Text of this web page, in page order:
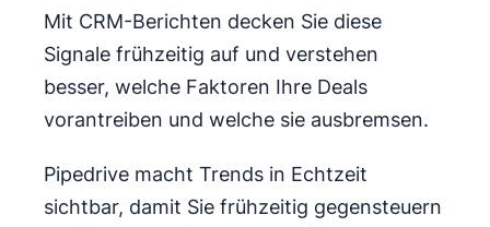
Mit CRM-Berichten decken Sie diese
Signale frühzeitig auf und verstehen
besser, welche Faktoren Ihre Deals
vorantreiben und welche sie ausbremsen.
Pipedrive macht Trends in Echtzeit
sichtbar, damit Sie frühzeitig gegensteuern